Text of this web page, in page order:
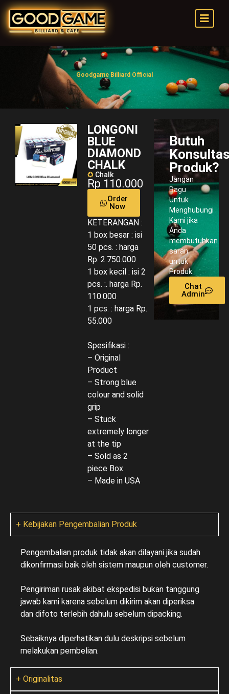
Goodgame Billiard Official
LONGONI
BLUE
DIAMOND
CHALK
✪ Chalk
Rp 110.000
Order
Now
KETERANGAN :
1 box besar : isi
50 pcs. : harga
Rp. 2.750.000
1 box kecil : isi 2
pcs. :. harga Rp.
110.000
1 pcs. : harga Rp.
55.000
Spesifikasi :
– Original
Product
– Strong blue
colour and solid
grip
– Stuck
extremely longer
at the tip
– Sold as 2
piece Box
– Made in USA
Butuh
Produk?
Jangan
Ragu
Untuk
Menghubungi
Kami jika
Anda
membutuhkan
saran
untuk
Produk.
Chat
Admin
+ Kebijakan Pengembalian Produk
Pengembalian produk tidak akan dilayani jika sudah
dikonfirmasi baik oleh sistem maupun oleh customer.
Pengiriman rusak akibat ekspedisi bukan tanggung
jawab kami karena sebelum dikirim akan diperiksa
dan difoto terlebih dahulu sebelum dipacking.
Sebaiknya diperhatikan dulu deskripsi sebelum
melakukan pembelian.
+ Originalitas